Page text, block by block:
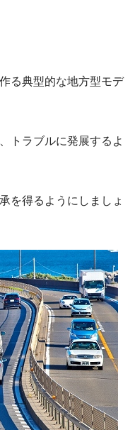
る典型的な地方型モデ
トラブルに発展するよ
を得るようにしましょ